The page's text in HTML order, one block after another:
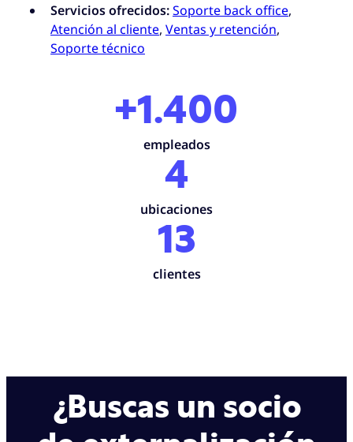
Servicios ofrecidos:Soporte back office,
Atención al cliente, Ventas y retención,
Soporte técnico
+1.400
empleados
4
ubicaciones
13
clientes
¿Buscas un socio